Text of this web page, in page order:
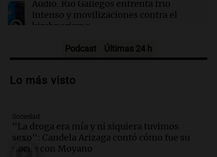
Audio. Río Gallegos enfrenta frío
intenso y movilizaciones contra el
kirchnerismo
Audio.Debate en el Senado sobre
la soberanía digital en Argentina
Audio.
Mendoza se prepara para un fin
de semana helado y ciudadanos
marchan contra reforma de tierras
Panorama Federal
Podcast Últimas 24 h
Lo más visto
Sociedad
"La droga era mía y ni siquiera tuvimos
sexo": Candela Arizaga contó cómo fue su
noche con Moyano